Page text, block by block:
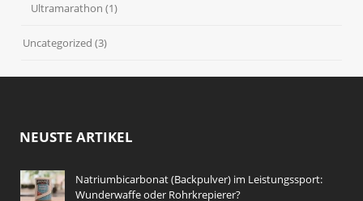
Ultramarathon (1)
Uncategorized (3)
NEUSTE ARTIKEL
Natriumbicarbonat (Backpulver) im Leistungssport:
Wunderwaffe oder Rohrkrepierer?